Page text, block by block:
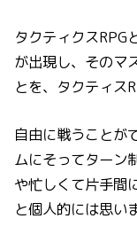
タクティクスRPG
が出現し、そのマ
とを、タクティス
自由に戦うことが
ムにそってターン
や忙しくて片手間
と個人的には思い